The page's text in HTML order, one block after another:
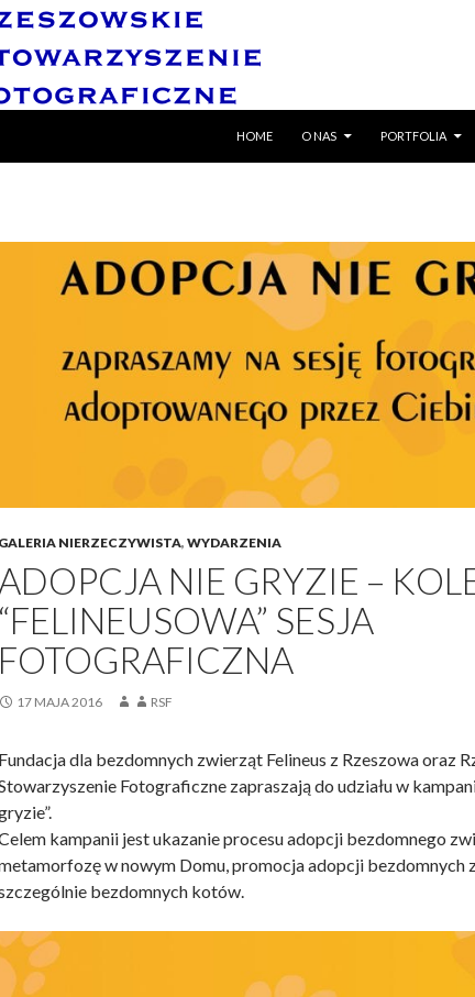
HOME
O NAS PORTFOLIA
GALERIA NIERZECZYWISTA, WYDARZENIA
ADOPCJA NIE GRYZIE –
“FELINEUSOWA” SESJA
FOTOGRAFICZNA
17 MAJA 2016 RSF
Fundacja dla bezdomnych zwierząt Felineus z Rzeszowa oraz
Fotograficzne zapraszają do udziału w
kampanii jest ukazanie procesu adopcji bezdomnego
w nowym Domu, promocja adopcji bezdomnych
bezdomnych kotów.